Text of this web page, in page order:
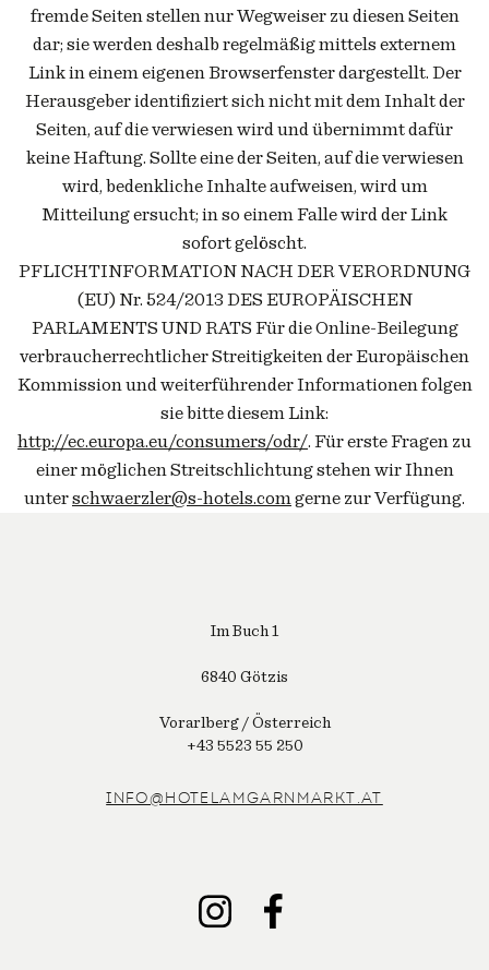
fremde Seiten stellen nur Wegweiser zu diesen Seiten
dar; sie werden deshalb regelmäßig mittels externem
Link in einem eigenen Browserfenster dargestellt. Der
Herausgeber identifiziert sich nicht mit dem Inhalt der
Seiten, auf die verwiesen wird und übernimmt dafür
keine Haftung. Sollte eine der Seiten, auf die verwiesen
wird, bedenkliche Inhalte aufweisen, wird um
Mitteilung ersucht; in so einem Falle wird der Link
sofort gelöscht.
PFLICHTINFORMATION NACH DER VERORDNUNG
(EU) Nr. 524/2013 DES EUROPÄISCHEN
PARLAMENTS UND RATS Für die Online-Beilegung
verbraucherrechtlicher Streitigkeiten der Europäischen
Kommission und weiterführender Informationen folgen
sie bitte diesem Link:
http://ec.europa.eu/consumers/odr/. Für erste Fragen zu
einer möglichen Streitschlichtung stehen wir Ihnen
unterschwaerzler@s-hotels.com gerne zur Verfügung.
INSTAGRAM
Im Buch 1
6840 Götzis
Vorarlberg / Österreich
+43 5523 55 250
INFO@HOTELAMGARNMARKT.AT